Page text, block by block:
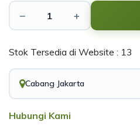
− +
Stok Tersedia di Website : 13
Cabang Jakarta
Hubungi Kami